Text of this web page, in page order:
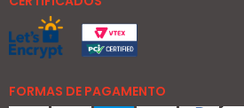
FORMAS DE PAGAMENTO